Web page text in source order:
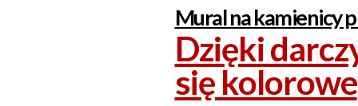
Mural na kamienicy
Dzięki
się kolorowe